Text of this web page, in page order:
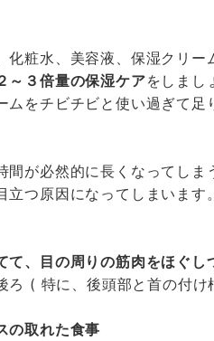
化粧水、美容液、保湿クリー
～３倍量の保湿ケアをしまし
をチビチビと使い過ぎて足
間が必然的に長くなってし
つ原因になってしまいます。
て、目の周りの筋肉をほぐし
ろ ( 特に、後頭部と首の付
の取れた食事